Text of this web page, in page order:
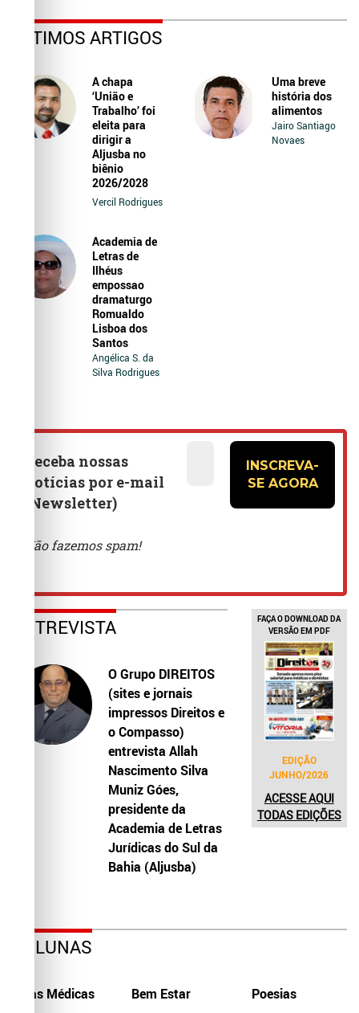
ÚLTIMOS ARTIGOS
A chapa
‘União e
Trabalho’ foi
eleita para
dirigir a
Aljusba no
biênio
2026/2028
Vercil Rodrigues
Uma breve
história dos
alimentos
Jairo Santiago
Novaes
Academia de
Letras de
Ilhéus
empossao
dramaturgo
Romualdo
Lisboa dos
Santos
Angélica S. da
Silva Rodrigues
ENTREVISTA
O Grupo DIREITOS
(sites e jornais
impressos Direitos e
o Compasso)
entrevista Allah
Nascimento Silva
Muniz Góes,
presidente da
Academia de Letras
Jurídicas do Sul da
Bahia (Aljusba)
FAÇA O DOWNLOAD DA
VERSÃO EM PDF
EDIÇÃO
JUNHO/2026
ACESSE AQUI
TODAS EDIÇÕES
COLUNAS
Dicas Médicas Bem Estar Poesias